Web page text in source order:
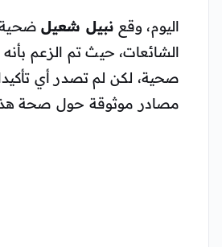
اليوم، وقع نبيل شعيلضحية
الشائعات، حيث تم الزعم
صحية، لكن لم تصدر أي
مصادر موثوقة حول صحة هذه